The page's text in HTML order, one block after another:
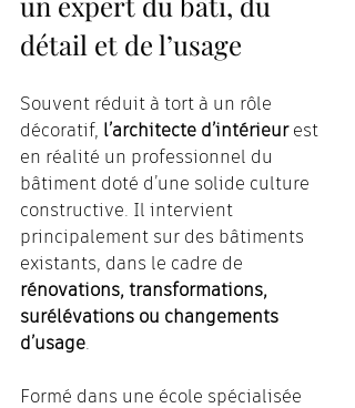
détail et de l’usage
Souvent réduit à tort à un rôle
décoratif, l’architecte d’intérieur est
en réalité un professionnel du
bâtiment doté d’une solide culture
constructive. Il intervient
principalement sur des bâtiments
existants, dans le cadre de
rénovations, transformations,
surélévations ou changements
d’usage.
Formé dans une école spécialisée